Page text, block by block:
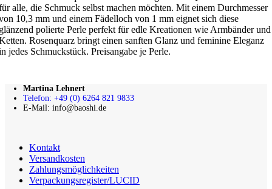
alle, die Schmuck selbst machen möchten. Mit einem Durchmesser
10,3 mm und einem Fädelloch von 1 mm eignet sich diese
polierte Perle perfekt für edle Kreationen wie Armbänder und
Rosenquarz bringt einen sanften Glanz und feminine Eleganz
jedes Schmuckstück. Preisangabe je Perle.
Martina Lehnert
Telefon: +49 (0) 6264 821 9833
E-Mail: info@baoshi.de
Kontakt
Versandkosten
Zahlungsmöglichkeiten
Verpackungsregister/LUCID